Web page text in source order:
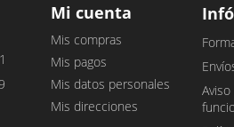
Mi cuenta
Mis compras
Mis pagos
Mis datos personales
Mis direcciones
Aviso